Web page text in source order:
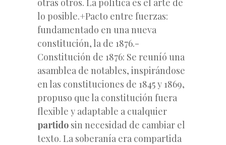
otras otros. La política es el arte de
lo posible.+Pacto entre fuerzas:
fundamentado en una nueva
constitución, la de 1876.-
Constitución de 1876: Se reuníó una
asamblea de notables, inspirándose
en las constituciones de 1845 y 1869,
propuso que la constitución fuera
flexible y adaptable a cualquier
partido sin necesidad de cambiar el
texto. La soberanía era compartida